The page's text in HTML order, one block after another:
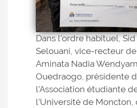
Dans l'ordre habituel,
Selouani, vice-recteur
Aminata Nadia Wendyam
Ouedraogo, présidente
l’Association étudiante
l’Université de Moncton,